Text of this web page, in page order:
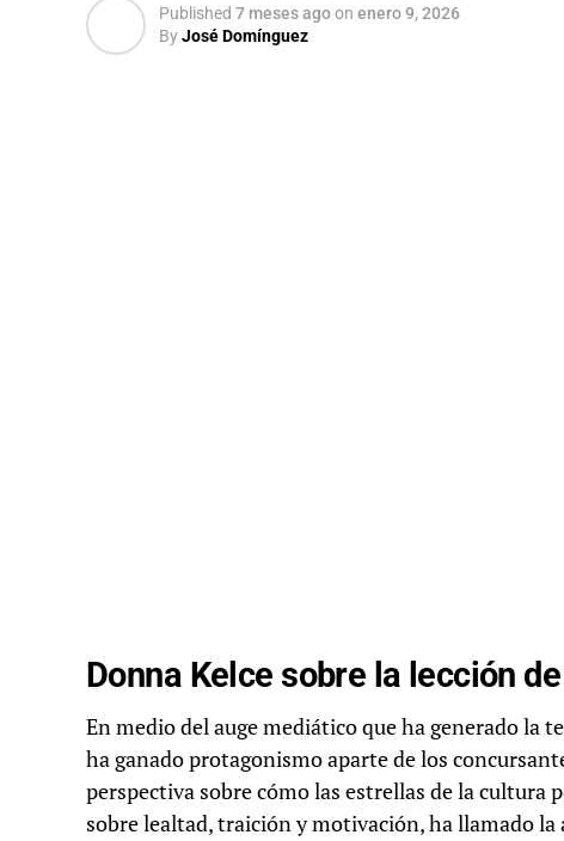
Published 7 meses agoon enero 9, 2026
ByJosé Domínguez
Donna Kelce sobre la lección
En medio del auge mediático que ha generado la
ha ganado protagonismo aparte de los
perspectiva sobre cómo las estrellas de la cultura
sobre lealtad, traición y motivación, ha llamado